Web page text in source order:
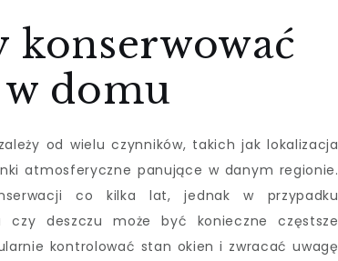
konserwować
domu
od wielu czynników, takich jak lokalizacja
atmosferyczne panujące w danym regionie.
co kilka lat, jednak w przypadku
czy deszczu może być konieczne częstsze
kontrolować stan okien i zwracać uwagę